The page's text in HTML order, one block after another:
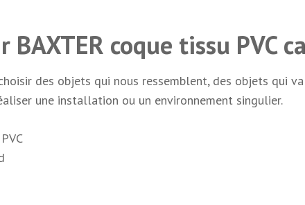
coque tissu PVC
des objets qui nous ressemblent, des objets qui
une installation ou un environnement singulier.